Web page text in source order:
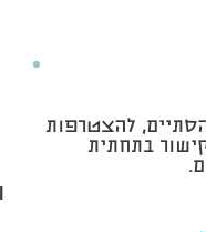
להצטרפות
בתחתית